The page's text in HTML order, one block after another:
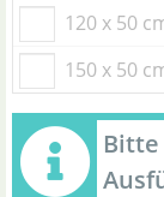
120 x 50
150 x 50